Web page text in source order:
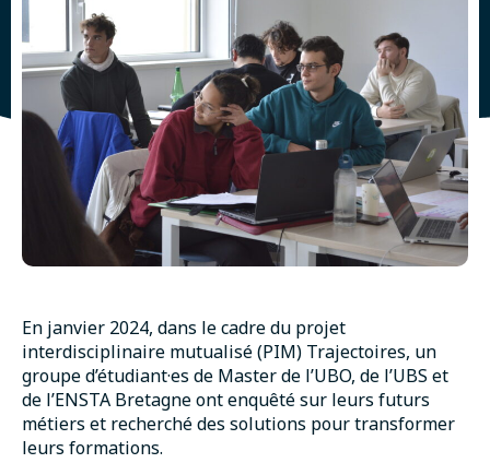
En janvier 2024, dans le cadre du projet
interdisciplinaire mutualisé (PIM) Trajectoires, un
groupe d’étudiant·es de Master de l’UBO, de l’UBS et
de l’ENSTA Bretagne ont enquêté sur leurs futurs
métiers et recherché des solutions pour transformer
leurs formations.